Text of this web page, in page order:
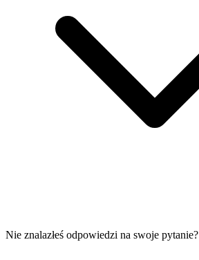
Nie znalazłeś odpowiedzi na swoje pytanie?